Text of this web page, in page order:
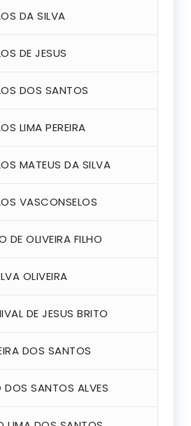
DA SILVA
DE JESUS
DOS SANTOS
LIMA PEREIRA
MATEUS DA SILVA
VASCONSELOS
DE OLIVEIRA FILHO
OLIVEIRA
DE JESUS BRITO
DOS SANTOS
DOS SANTOS ALVES